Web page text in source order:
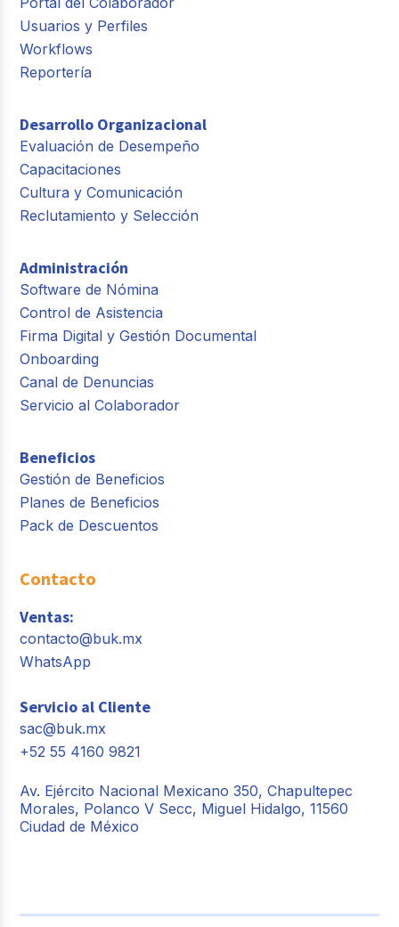
Usuarios y Perfiles
Workflows
Reportería
Desarrollo Organizacional
Evaluación de Desempeño
Capacitaciones
Cultura y Comunicación
Reclutamiento y Selección
Administración
Software de Nómina
Control de Asistencia
Firma Digital y Gestión Documental
Onboarding
Canal de Denuncias
Servicio al Colaborador
Beneficios
Gestión de Beneficios
Planes de Beneficios
Pack de Descuentos
Contacto
Ventas:
contacto@buk.mx
WhatsApp
Servicio al Cliente
sac@buk.mx
+52 55 4160 9821
Av. Ejército Nacional Mexicano 350, Chapultepec
Morales, Polanco V Secc, Miguel Hidalgo, 11560
Ciudad de México